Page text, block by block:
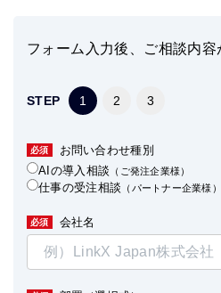
フォーム入力後、ご相談内容
STEP 1 2 3
必須
お問い合わせ種別
AIの導入相談
（ご発注企業様）
仕事の受注相談 （パートナー企業様）
必須 会社名